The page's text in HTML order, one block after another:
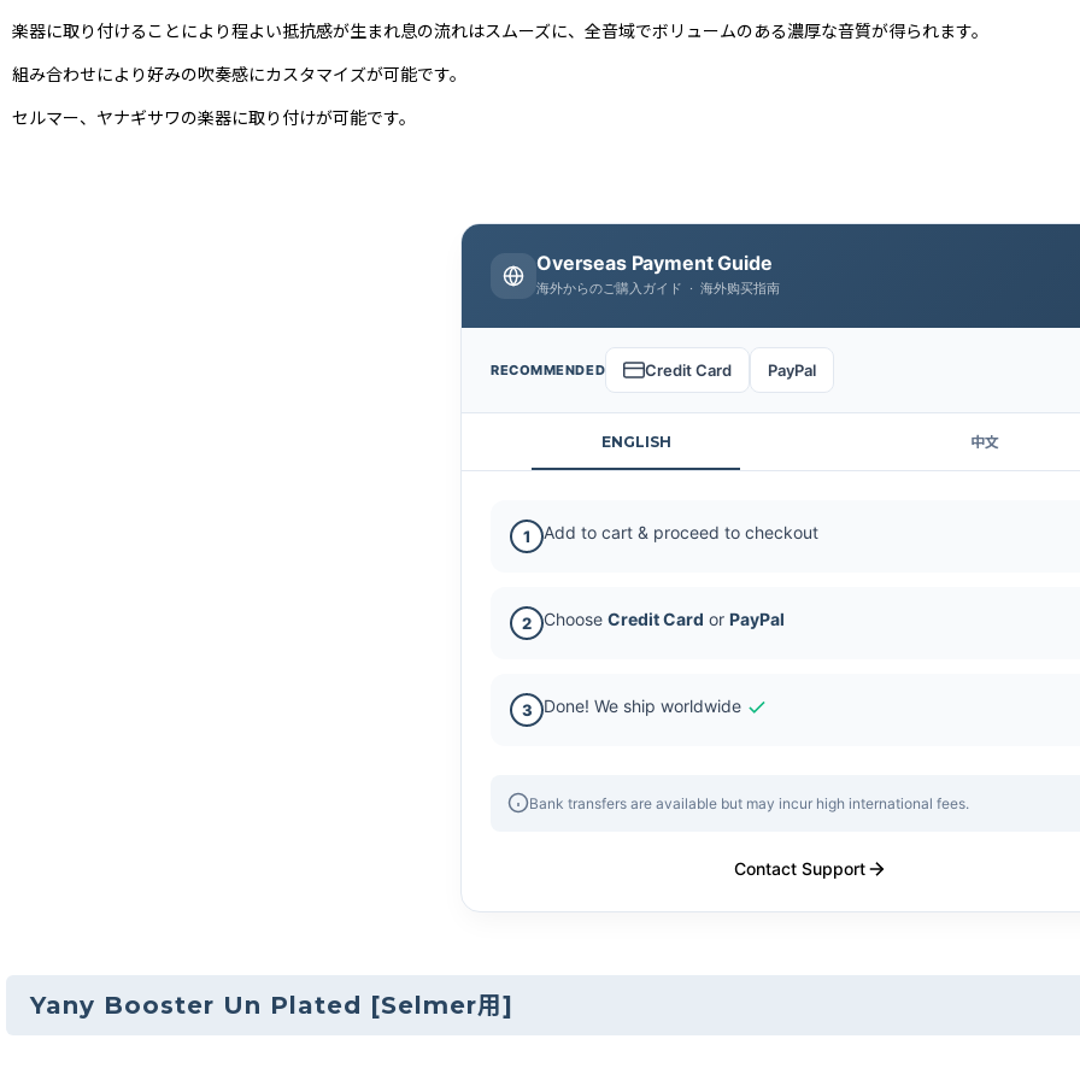
Yany Booster Un Plated [Selmer用 ]
楽器に取り付けることにより程よい抵抗感が生まれ息の流れはスムーズに、 全音域でボリュームのある濃厚な音質が得られます。
組み合わせにより好みの吹奏感にカスタマイズが可能です。
セルマー、ヤナギサワの楽器に取り付けが可能です。
Overseas Payment Guide
海外からのご購入ガイド · 海外购买指南
RECOMMENDED Credit Card PayPal
ENGLISH 中文
1 Add to cart & proceed to checkout
2 Choose Credit Card or PayPal
3 Done! We ship worldwide
Bank transfers are available but may incur high international fees.
Contact Support